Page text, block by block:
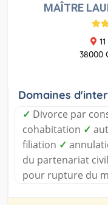
MAÎTRE
38000
Domaines
✓ Divorce par
cohabitation ✓
filiation ✓
du partenariat civil
pour rupture du